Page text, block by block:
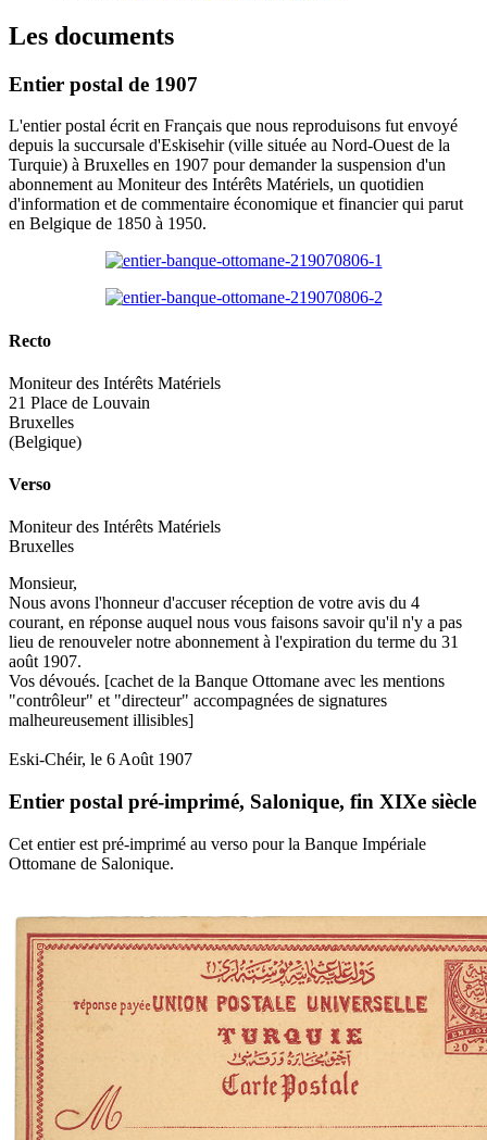
Les documents
Entier postal de 1907
L'entier postal écrit en Français que nous reproduisons fut envoyé
depuis la succursale d'Eskisehir (ville située au Nord-Ouest de la
Turquie) à Bruxelles en 1907 pour demander la suspension d'un
abonnement au Moniteur des Intérêts Matériels, un quotidien
d'information et de commentaire économique et financier qui parut
en Belgique de 1850 à 1950.
Recto
Moniteur des Intérêts Matériels
21 Place de Louvain
Bruxelles
(Belgique)
Verso
Moniteur des Intérêts Matériels
Bruxelles
Monsieur,
Nous avons l'honneur d'accuser réception de votre avis du 4
courant, en réponse auquel nous vous faisons savoir qu'il n'y a pas
lieu de renouveler notre abonnement à l'expiration du terme du 31
août 1907.
Vos dévoués. [cachet de la Banque Ottomane avec les mentions
"contrôleur" et "directeur" accompagnées de signatures
malheureusement illisibles]
Eski-Chéir, le 6 Août 1907
Entier postal pré-imprimé, Salonique, fin XIXe siècle
Cet entier est pré-imprimé au verso pour la Banque Impériale
Ottomane de Salonique.